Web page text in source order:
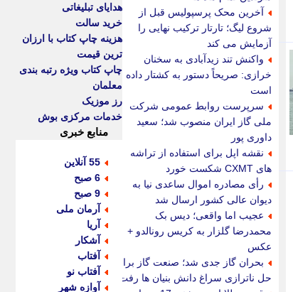
آخرین محک پرسپولیس قبل از
شروع لیگ؛ تارتار ترکیب نهایی را
آزمایش می کند
واکنش تند زیدآبادی به سخنان
خرازی: صریحاً دستور به کشتار داده
است
سرپرست روابط عمومی شرکت
ملی گاز ایران منصوب شد؛ سعید
داوری پور
نقشه اپل برای استفاده از تراشه
های CXMT شکست خورد
رأی مصادره اموال ساعدی نیا به
دیوان عالی کشور ارسال شد
عجیب اما واقعی؛ دیس بک
محمدرضا گلزار به کریس رونالدو +
عکس
بحران گاز جدی شد؛ صنعت گاز برای
حل ناترازی سراغ دانش بنیان ها رفت
هدایای تبلیغاتی
خرید سالت
هزینه چاپ کتاب با ارزان
ترین قیمت
چاپ کتاب ویژه رتبه بندی
معلمان
رز موزیک
خدمات مرکزی بوش
منابع خبری
55 آنلاین
6 صبح
9 صبح
آرمان ملی
آریا
آشکار
آفتاب
آفتاب نو
آوازه شهر